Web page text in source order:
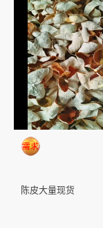
陈皮大量现货